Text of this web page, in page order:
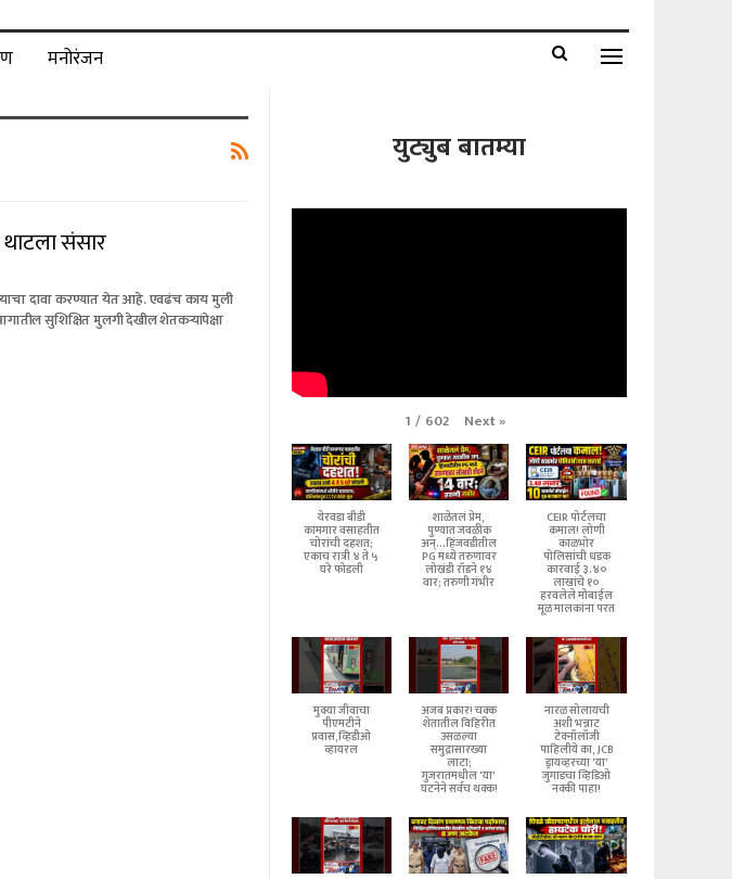
मनोरंजन
संसार
दावा करण्यात येत आहे. एवढंच काय मुली
सुशिक्षित मुलगी देखील शेतकऱ्यांपेक्षा
युट्युब बातम्या
1 / 602 Next»
येरवडा बीडी
कामगार वसाहतीत
चोरांची दहशत;
एकाच रात्री ४ ते ५
घरे फोडली
शाळेतलं प्रेम,
पुण्यात जवळीक
अन्...हिंजवडीतील
PG मध्ये तरुणावर
लोखंडी रॉडने १४
वार; तरुणी गंभीर
CEIR पोर्टलचा
कमाल! लोणी
काळभोर
पोलिसांची धडक
कारवाई ३.४०
लाखांचे १०
हरवलेले मोबाईल
मूळ मालकांना परत
मुक्या जीवाचा
पीएमटीने
प्रवास,व्हिडीओ
व्हायरल
अजब प्रकार! चक्क
शेतातील विहिरीत
उसळल्या
समुद्रासारख्या
लाटा;
गुजरातमधील 'या'
घटनेने सर्वच थक्क!
नारळ सोलायची
अशी भन्नाट
टेक्नॉलॉजी
पाहिलीये का, JCB
ड्रायव्हरच्या 'या'
जुगाडचा व्हिडिओ
नक्की पाहा!